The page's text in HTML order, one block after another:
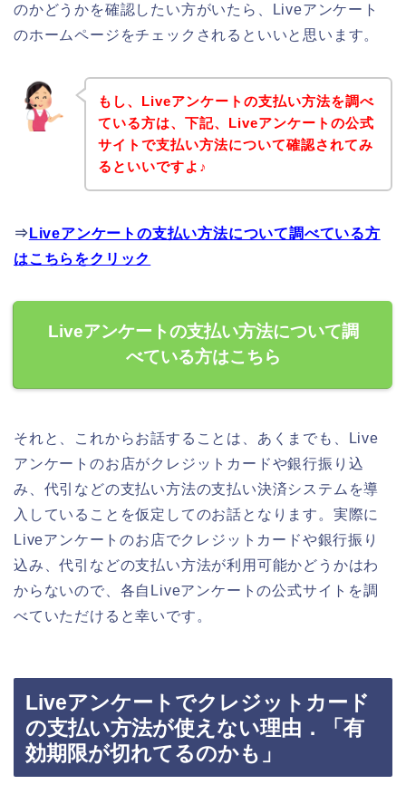
のかどうかを確認したい方がいたら、Liveアンケート
のホームページをチェックされるといいと思います。
もし、Liveアンケートの支払い方法を調べ
ている方は、下記、Liveアンケートの公式
サイトで支払い方法について確認されてみ
るといいですよ♪
⇒ Liveアンケートの支払い方法について調べている方
はこちらをクリック
Liveアンケートの支払い方法について調
べている方はこちら
それと、これからお話することは、あくまでも、Live
アンケートのお店がクレジットカードや銀行振り込
み、代引などの支払い方法の支払い決済システムを導
入していることを仮定してのお話となります。実際に
Liveアンケートのお店でクレジットカードや銀行振り
込み、代引などの支払い方法が利用可能かどうかはわ
からないので、各自Liveアンケートの公式サイトを調
べていただけると幸いです。
Liveアンケートでクレジットカード
の支払い方法が使えない理由．「有
効期限が切れてるのかも」